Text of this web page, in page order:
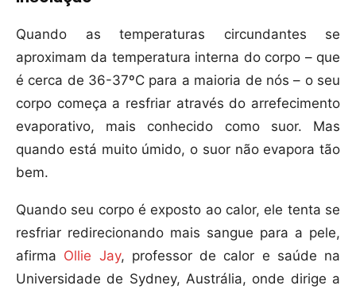
Quando as temperaturas circundantes se
aproximam da temperatura interna do corpo – que
é cerca de 36-37ºC para a maioria de nós – o seu
corpo começa a resfriar através do arrefecimento
evaporativo, mais conhecido como suor. Mas
quando está muito úmido, o suor não evapora tão
bem.
Quando seu corpo é exposto ao calor, ele tenta se
resfriar redirecionando mais sangue para a pele,
afirma Ollie Jay, professor de calor e saúde na
Universidade de Sydney, Austrália, onde dirige a